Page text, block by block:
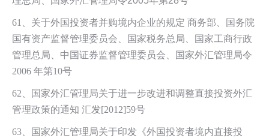
61、关于外国投资者并购境内企业的规定 商务部、国务院
国有资产监督管理委员会、国家税务总局、国家工商行政
管理总局、中国证券监督管理委员会、国家外汇管理局令
2006 年第10号
62、国家外汇管理局关于进一步改进和调整直接投资外汇
管理政策的通知 汇发[2012]59号
63、国家外汇管理局关于印发《外国投资者境内直接投